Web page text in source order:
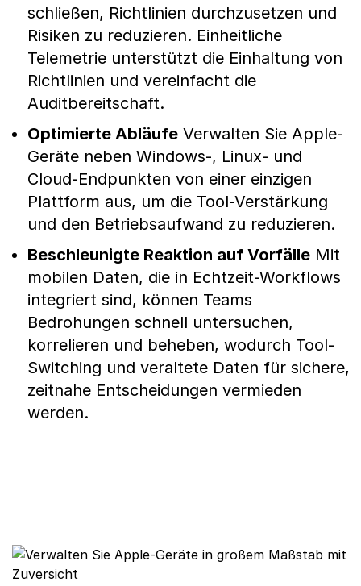
schließen, Richtlinien durchzusetzen und
Risiken zu reduzieren. Einheitliche
Telemetrie unterstützt die Einhaltung von
Richtlinien und vereinfacht die
Auditbereitschaft.
Optimierte Abläufe Verwalten Sie Apple-
Geräte neben Windows-, Linux- und
Cloud-Endpunkten von einer einzigen
Plattform aus, um die Tool-Verstärkung
und den Betriebsaufwand zu reduzieren.
Beschleunigte Reaktion auf Vorfälle Mit
mobilen Daten, die in Echtzeit-Workflows
integriert sind, können Teams
Bedrohungen schnell untersuchen,
korrelieren und beheben, wodurch Tool-
Switching und veraltete Daten für sichere,
zeitnahe Entscheidungen vermieden
werden.